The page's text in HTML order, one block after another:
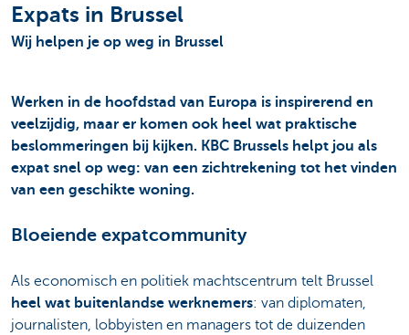
Expats in Brussel
Wij helpen je op weg in Brussel
Werken in de hoofdstad van Europa is inspirerend en
veelzijdig, maar er komen ook heel wat praktische
beslommeringen bij kijken. KBC Brussels helpt jou als
expat snel op weg: van een zichtrekening tot het vinden
van een geschikte woning.
Bloeiende expatcommunity
Als economisch en politiek machtscentrum telt Brussel
heel wat buitenlandse werknemers: van diplomaten,
journalisten, lobbyisten en managers tot de duizenden